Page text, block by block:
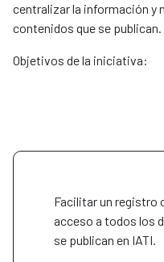
centralizar la información y
contenidos que se publican.
Objetivos de la iniciativa:
Facilitar un registro
acceso a todos los
se publican en IATI.